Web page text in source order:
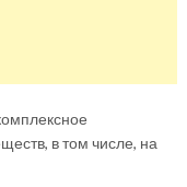
в том числе, на